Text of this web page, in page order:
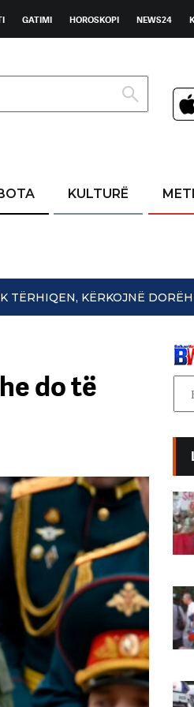
GATIMI HOROSKOPI NEWS24
KULTURË
TËRHIQEN, KËRKOJNË
do të
protesta masive, qytetarët
tërhiqen! Oshëtijnë thirrjet
Bulevardi: Ju erdhi fundi!
2026
shqiptare në Itali mes
nga protesta: Shqiptarët
jashtë për t’u kuruar,
shërbim në vendin e tyre
2026
Përplasen dy tramvaje në
25 të plagosur në